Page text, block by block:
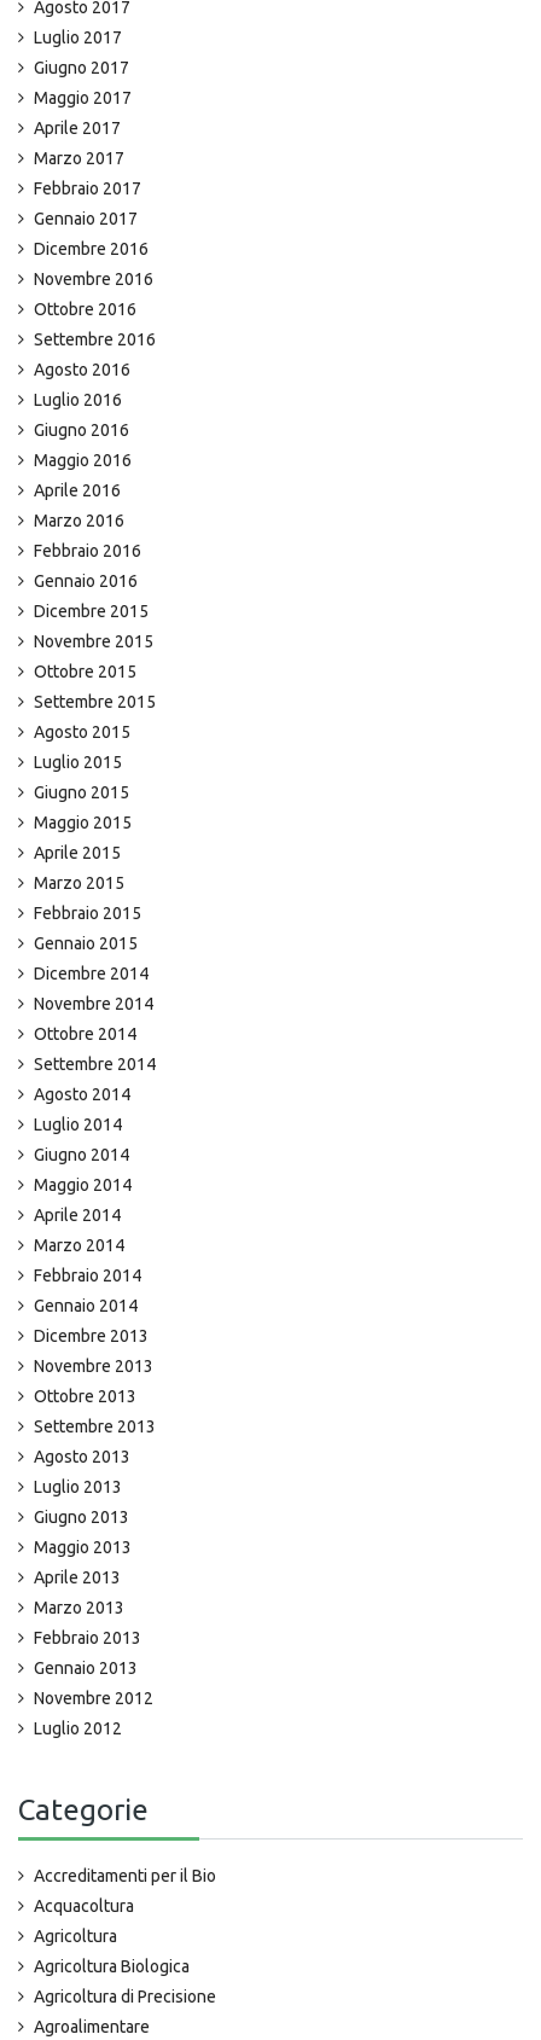
Agosto 2017
Luglio 2017
Giugno 2017
Maggio 2017
Aprile 2017
Marzo 2017
Febbraio 2017
Gennaio 2017
Dicembre 2016
Novembre 2016
Ottobre 2016
Settembre 2016
Agosto 2016
Luglio 2016
Giugno 2016
Maggio 2016
Aprile 2016
Marzo 2016
Febbraio 2016
Gennaio 2016
Dicembre 2015
Novembre 2015
Ottobre 2015
Settembre 2015
Agosto 2015
Luglio 2015
Giugno 2015
Maggio 2015
Aprile 2015
Marzo 2015
Febbraio 2015
Gennaio 2015
Dicembre 2014
Novembre 2014
Ottobre 2014
Settembre 2014
Agosto 2014
Luglio 2014
Giugno 2014
Maggio 2014
Aprile 2014
Marzo 2014
Febbraio 2014
Gennaio 2014
Dicembre 2013
Novembre 2013
Ottobre 2013
Settembre 2013
Agosto 2013
Luglio 2013
Giugno 2013
Maggio 2013
Aprile 2013
Marzo 2013
Febbraio 2013
Gennaio 2013
Novembre 2012
Luglio 2012
Categorie
Accreditamenti per il Bio
Acquacoltura
Agricoltura
Agricoltura Biologica
Agricoltura di Precisione
Agroalimentare